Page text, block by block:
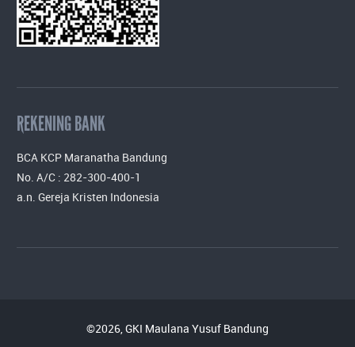
REKENING BANK
BCA KCP Maranatha Bandung
No. A/C : 282-300-400-1
a.n. Gereja Kristen Indonesia
©2026, GKI Maulana Yusuf Bandung